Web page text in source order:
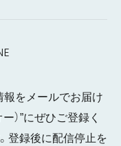
報をメールでお届け
）”にぜひご登録く
登録後に配信停止を